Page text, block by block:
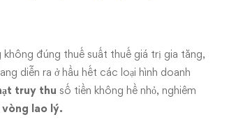
không đúng thuế suất thuế giá trị gia tăng,
diễn ra ở hầu hết các loại hình doanh
truy thu số tiền không hề nhỏ, nghiêm
vòng lao lý.